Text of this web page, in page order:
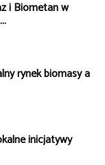
i Biometan w
rynek biomasy a
inicjatywy